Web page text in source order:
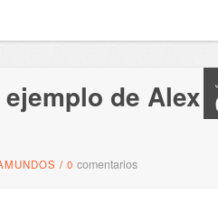
ejemplo de Alex
/ 0 comentarios